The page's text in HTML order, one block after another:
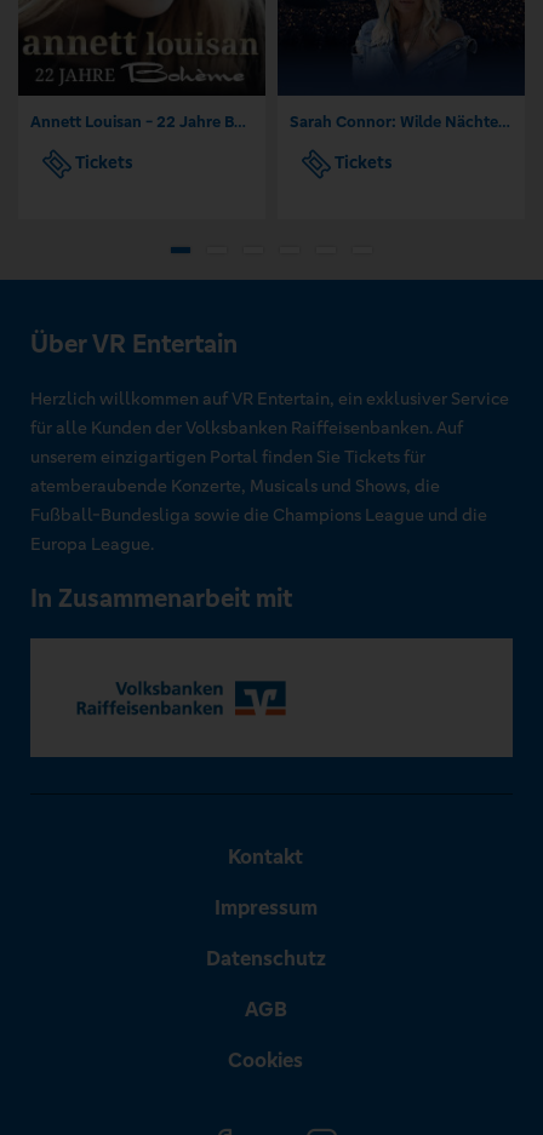
Annett Louisan - 22 Jahre Bohème - Das Jubiläumskonzert
Tickets
Sarah Connor: Wilde Nächte - Open Air 2026
Tickets
Über VR Entertain
Herzlich willkommen auf VR Entertain, ein exklusiver Service
für alle Kunden der Volksbanken Raiffeisenbanken. Auf
unserem einzigartigen Portal finden Sie Tickets für
atemberaubende Konzerte, Musicals und Shows, die
Fußball-Bundesliga sowie die Champions League und die
Europa League.
In Zusammenarbeit mit
Kontakt
Impressum
Datenschutz
AGB
Cookies